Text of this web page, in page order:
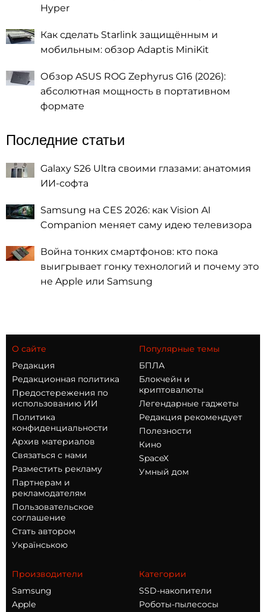
Hyper
Как сделать Starlink защищённым и
мобильным: обзор Adaptis MiniKit
Обзор ASUS ROG Zephyrus G16 (2026):
абсолютная мощность в портативном
формате
Последние статьи
Galaxy S26 Ultra своими глазами: анатомия
ИИ-софта
Samsung на CES 2026: как Vision AI
Companion меняет саму идею телевизора
Война тонких смартфонов: кто пока
выигрывает гонку технологий и почему это
не Apple или Samsung
О сайте
Редакция
Редакционная политика
Предостережения по
использованию ИИ
Политика
конфиденциальности
Архив материалов
Связаться с нами
Разместить рекламу
Партнерам и
рекламодателям
Пользовательское
соглашение
Стать автором
Українською
Популярные темы
БПЛА
Блокчейн и
криптовалюты
Легендарные гаджеты
Редакция рекомендует
Полезности
Кино
SpaceX
Умный дом
Производители
Samsung
Apple
Категории
SSD-накопители
Роботы-пылесосы